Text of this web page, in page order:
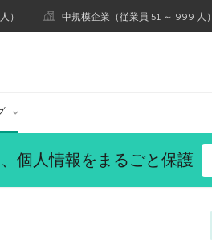
） 中規模企業（従業員 51 ～ 999 人）
個人情報をまるごと保護